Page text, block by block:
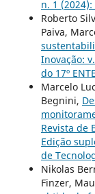
n. 1
Roberto
Paiva,
Inovação:
do 17º
Marcelo
Begnini,
Revista de
Edição
de
Nikolas
Finzer,